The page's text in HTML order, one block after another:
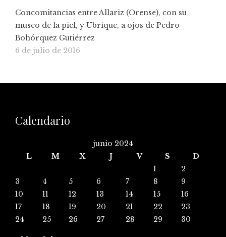
Concomitancias entre Allariz (Orense), con su
museo de la piel, y Ubrique, a ojos de Pedro
Bohórquez Gutiérrez
6 de julio de 2016
Calendario
junio 2024
L
M X J V S
D
1
2
3
4 5 6 7 8
9
10
11 12 13 14 15
16
17
18 19 20 21 22
23
24
25 26 27 28 29 30